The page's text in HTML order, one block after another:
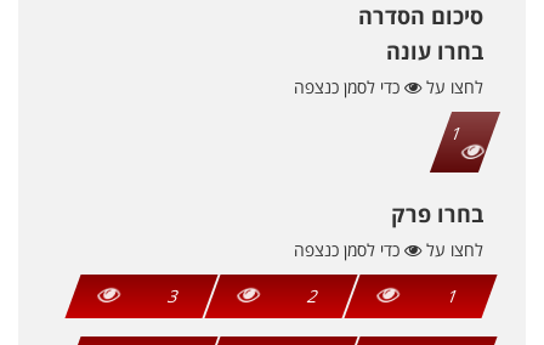
סיכום הסדרה
בחרו עונה
לחצו על
כדי לסמן כנצפה
1
בחרו פרק
לחצו על
כדי לסמן כנצפה
1
2
3